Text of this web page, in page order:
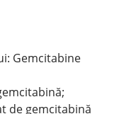
Gemcitabine
de gemcitabină